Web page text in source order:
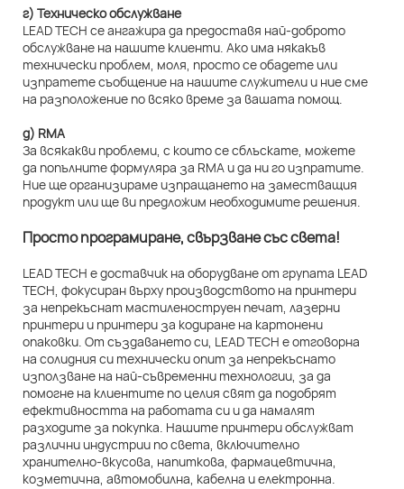
г) Техническо обслужване
LEAD TECH се ангажира да предоставя най-доброто
обслужване на нашите клиенти. Ако има някакъв
технически проблем, моля, просто се обадете или
изпратете съобщение на нашите служители и ние сме
на разположение по всяко време за вашата помощ.
д) RMA
За всякакви проблеми, с които се сблъскате, можете
да попълните формуляра за RMA и да ни го изпратите.
Ние ще организираме изпращането на заместващия
продукт или ще ви предложим необходимите решения.
Просто програмиране, свързване със света!
LEAD TECH е доставчик на оборудване от групата LEAD
TECH, фокусиран върху производството на принтери
за непрекъснат мастиленоструен печат, лазерни
принтери и принтери за кодиране на картонени
опаковки. От създаването си, LEAD TECH е отговорна
на солидния си технически опит за непрекъснато
използване на най-съвременни технологии, за да
помогне на клиентите по целия свят да подобрят
ефективността на работата си и да намалят
разходите за покупка. Нашите принтери обслужват
различни индустрии по света, включително
хранително-вкусова, напиткова, фармацевтична,
козметична, автомобилна, кабелна и електронна.